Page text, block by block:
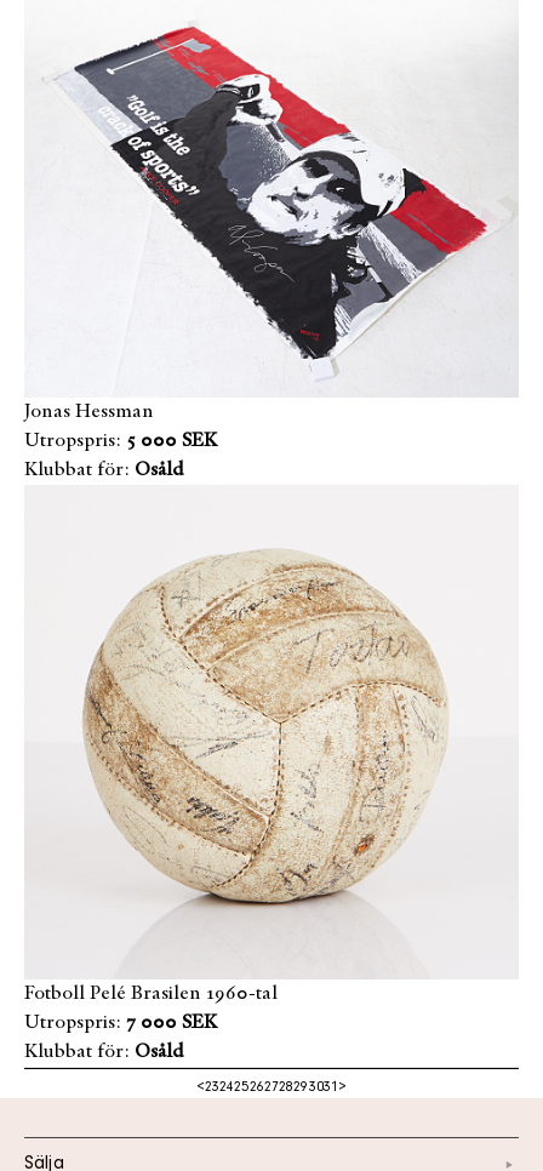
Jonas Hessman
Utropspris: 5 000 SEK
Klubbat för: Osåld
Fotboll Pelé Brasilen 1960-tal
Utropspris: 7 000 SEK
Klubbat för: Osåld
<232425262728293031 >
Sälja